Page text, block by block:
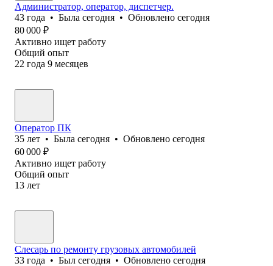
Администратор, оператор, диспетчер.
43 года • Была сегодня • Обновлено сегодня
80 000 ₽
Активно ищет работу
Общий опыт
22 года 9 месяцев
Оператор ПК
35 лет • Была сегодня • Обновлено сегодня
60 000 ₽
Активно ищет работу
Общий опыт
13 лет
Слесарь по ремонту грузовых автомобилей
33 года • Был сегодня • Обновлено сегодня